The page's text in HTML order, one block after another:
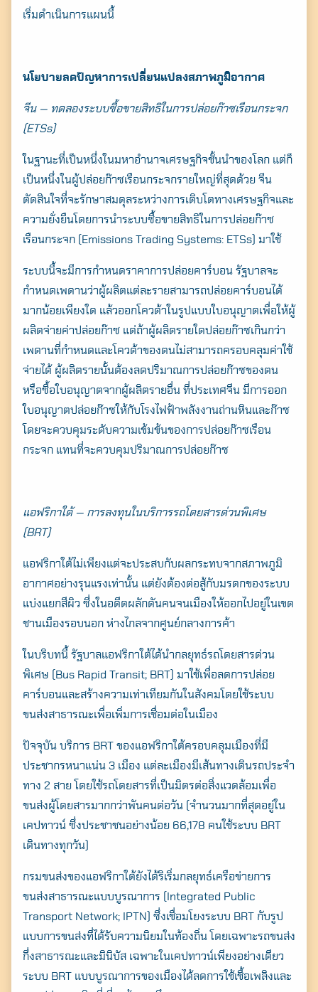
Search
for:
เริ่มดำเนินการแผนนี้
นโยบายลดปัญหาการเปลี่ยนแปลงสภาพภูมิอากาศ
จีน — ทดลองระบบซื้อขายสิทธิในการปล่อยก๊าซเรือนกระจก
(ETSs)
ในฐานะที่เป็นหนึ่งในมหาอำนาจเศรษฐกิจชั้นนำของโลก แต่ก็
เป็นหนึ่งในผู้ปล่อยก๊าซเรือนกระจกรายใหญ่ที่สุดด้วย จีน
ตัดสินใจที่จะรักษาสมดุลระหว่างการเติบโตทางเศรษฐกิจและ
ความยั่งยืนโดยการนำระบบซื้อขายสิทธิในการปล่อยก๊าซ
เรือนกระจก (Emissions Trading Systems: ETSs) มาใช้
ระบบนี้จะมีการกำหนดราคาการปล่อยคาร์บอน รัฐบาลจะ
กำหนดเพดานว่าผู้ผลิตแต่ละรายสามารถปล่อยคาร์บอนได้
มากน้อยเพียงใด แล้วออกโควต้าในรูปแบบใบอนุญาตเพื่อให้ผู้
ผลิตจ่ายค่าปล่อยก๊าซ แต่ถ้าผู้ผลิตรายใดปล่อยก๊าซเกินกว่า
เพดานที่กำหนดและโควต้าของตนไม่สามารถครอบคลุมค่าใช้
จ่ายได้ ผู้ผลิตรายนั้นต้องลดปริมาณการปล่อยก๊าซของตน
หรือซื้อใบอนุญาตจากผู้ผลิตรายอื่น ที่ประเทศจีน มีการออก
ใบอนุญาตปล่อยก๊าซให้กับโรงไฟฟ้าพลังงานถ่านหินและก๊าซ
โดยจะควบคุมระดับความเข้มข้นของการปล่อยก๊าซเรือน
กระจก แทนที่จะควบคุมปริมาณการปล่อยก๊าซ
แอฟริกาใต้ — การลงทุนในบริการรถโดยสารด่วนพิเศษ
(BRT)
แอฟริกาใต้ไม่เพียงแต่จะประสบกับผลกระทบจากสภาพภูมิ
อากาศอย่างรุนแรงเท่านั้น แต่ยังต้องต่อสู้กับมรดกของระบบ
แบ่งแยกสีผิว ซึ่งในอดีตผลักดันคนจนเมืองให้ออกไปอยู่ในเขต
ชานเมืองรอบนอก ห่างไกลจากศูนย์กลางการค้า
ในบริบทนี้ รัฐบาลแอฟริกาใต้ได้นำกลยุทธ์รถโดยสารด่วน
พิเศษ (Bus Rapid Transit; BRT) มาใช้เพื่อลดการปล่อย
คาร์บอนและสร้างความเท่าเทียมกันในสังคมโดยใช้ระบบ
ขนส่งสาธารณะเพื่อเพิ่มการเชื่อมต่อในเมือง
ปัจจุบัน บริการ BRT ของแอฟริกาใต้ครอบคลุมเมืองที่มี
ประชากรหนาแน่น 3 เมือง แต่ละเมืองมีเส้นทางเดินรถประจำ
ทาง 2 สาย โดยใช้รถโดยสารที่เป็นมิตรต่อสิ่งแวดล้อมเพื่อ
ขนส่งผู้โดยสารมากกว่าพันคนต่อวัน (จำนวนมากที่สุดอยู่ใน
เคปทาวน์ ซึ่งประชาชนอย่างน้อย 66,178 คนใช้ระบบ BRT
เดินทางทุกวัน)
กรมขนส่งของแอฟริกาใต้ยังได้ริเริ่มกลยุทธ์เครือข่ายการ
ขนส่งสาธารณะแบบบูรณาการ (Integrated Public
Transport Network; IPTN) ซึ่งเชื่อมโยงระบบ BRT กับรูป
แบบการขนส่งที่ได้รับความนิยมในท้องถิ่น โดยเฉพาะรถขนส่ง
กึ่งสาธารณะและมินิบัส เฉพาะในเคปทาวน์เพียงอย่างเดียว
ระบบ BRT แบบบูรณาการของเมืองได้ลดการใช้เชื้อเพลิงและ